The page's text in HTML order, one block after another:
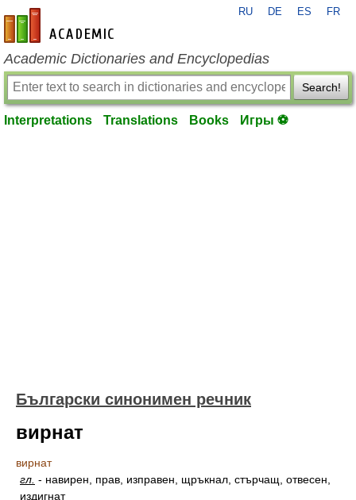
en-academic.com
RU DE ES FR
Academic Dictionaries and Encyclopedias
Search!
Interpretations Translations Books Игры ⚽
Български синонимен речник
вирнат
вирнат
гл. - навирен, прав, изправен, щръкнал, стърчащ, отвесен,
издигнат